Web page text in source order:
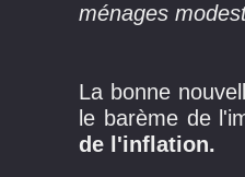
ménages
La bonne
le barème de
de l'inflation.